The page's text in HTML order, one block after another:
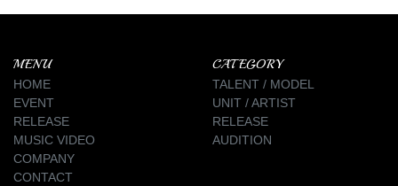
MENU
HOME
EVENT
RELEASE
MUSIC VIDEO
COMPANY
CONTACT
CATEGORY
TALENT / MODEL
UNIT / ARTIST
RELEASE
AUDITION